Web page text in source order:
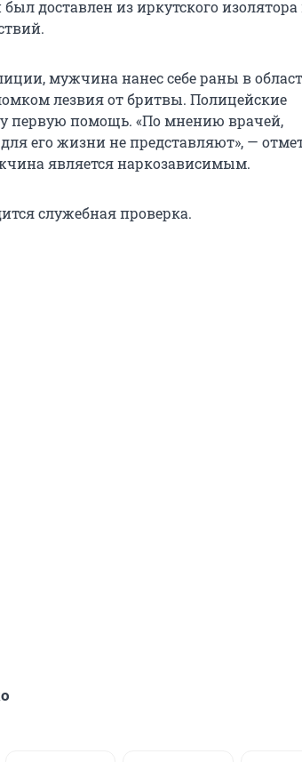
доставлен из иркутского изолятора
мужчина нанес себе раны в
лезвия от бритвы. Полицейские
первую помощь. «По мнению врачей,
его жизни не представляют», —
является наркозависимым.
служебная проверка.